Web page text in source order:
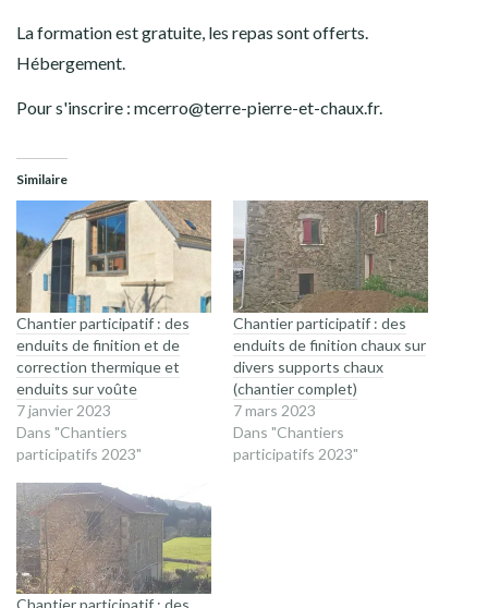
La formation est gratuite, les repas sont offerts.
Hébergement.
Pour s'inscrire : mcerro@terre-pierre-et-chaux.fr.
Similaire
Chantier participatif : des
enduits de finition et de
correction thermique et
enduits sur voûte
7 janvier 2023
Dans "Chantiers
participatifs 2023"
Chantier participatif : des
enduits de finition chaux sur
divers supports chaux
(chantier complet)
7 mars 2023
Dans "Chantiers
participatifs 2023"
Chantier participatif : des